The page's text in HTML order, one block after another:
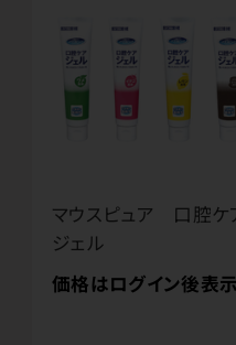
マウスピュア 口腔ケ
ジェル
価格はログイン後表示